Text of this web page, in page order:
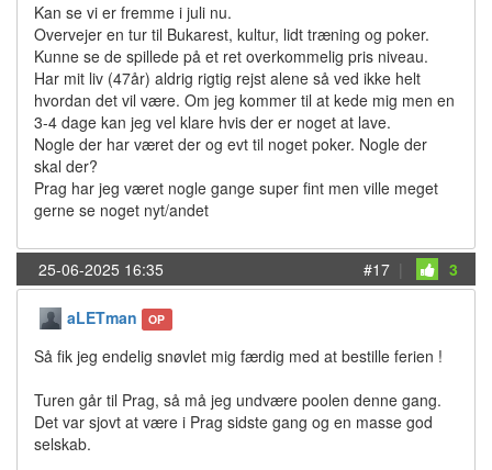
Kan se vi er fremme i juli nu.
Overvejer en tur til Bukarest, kultur, lidt træning og poker.
Kunne se de spillede på et ret overkommelig pris niveau.
Har mit liv (47år) aldrig rigtig rejst alene så ved ikke helt
hvordan det vil være. Om jeg kommer til at kede mig men en
3-4 dage kan jeg vel klare hvis der er noget at lave.
Nogle der har været der og evt til noget poker. Nogle der
skal der?
Prag har jeg været nogle gange super fint men ville meget
gerne se noget nyt/andet
25-06-2025 16:35 #17 | 3
aLETman OP
Så fik jeg endelig snøvlet mig færdig med at bestille ferien !
Turen går til Prag, så må jeg undvære poolen denne gang.
Det var sjovt at være i Prag sidste gang og en masse god
selskab.